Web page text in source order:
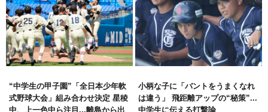
“中学生の甲子園”「全日本少年軟
式野球大会」組み合わせ決定 星稜
中、上一色中ら注目...離島から出
小柄な子に「バントをうまくなれ
は違う」 飛距離アップの“秘策”...
中学生に伝える打撃論